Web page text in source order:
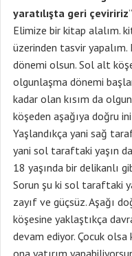
yaratılışta geri çeviririz
Elimize bir kitap alalım.
üzerinden tasvir
dönemi olsun. Sol alt
olgunlaşma dönemi
kadar olan kısım da
köşeden aşağıya doğru
Yaşlandıkça yani sağ
yani sol taraftaki yaşın
18 yaşında bir delikanlı
Sorun şu ki sol taraftaki
zayıf ve güçsüz. Aşağı
köşesine yaklaştıkça
devam ediyor. Çocuk olsa
ona yatırım